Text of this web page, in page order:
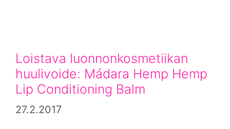
Loistava luonnonkosmetiikan
huulivoide: Mádara Hemp Hemp
Lip Conditioning Balm
27.2.2017